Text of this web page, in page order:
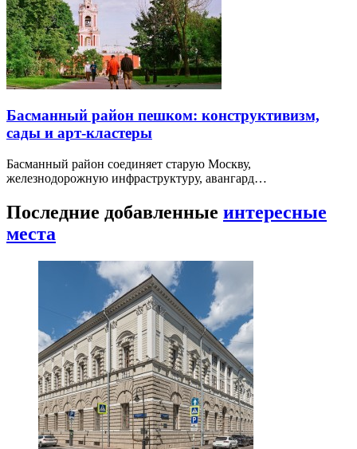
Басманный район пешком: конструктивизм,
сады и арт-кластеры
Басманный район соединяет старую Москву,
железнодорожную инфраструктуру, авангард…
Последние добавленные интересные
места